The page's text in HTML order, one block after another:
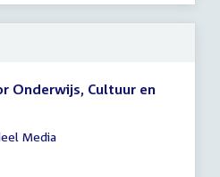
Onderwijs, Cultuur en
Media